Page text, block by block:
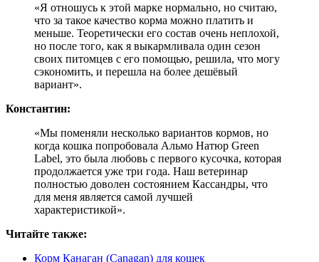
«Я отношусь к этой марке нормально, но считаю,
что за такое качество корма можно платить и
меньше. Теоретически его состав очень неплохой,
но после того, как я выкармливала один сезон
своих питомцев с его помощью, решила, что могу
сэкономить, и перешла на более дешёвый
вариант».
Константин:
«Мы поменяли несколько вариантов кормов, но
когда кошка попробовала Альмо Натюр Green
Label, это была любовь с первого кусочка, которая
продолжается уже три года. Наш ветеринар
полностью доволен состоянием Кассандры, что
для меня является самой лучшей
характеристикой».
Читайте также:
Корм Канаган (Canagan) для кошек